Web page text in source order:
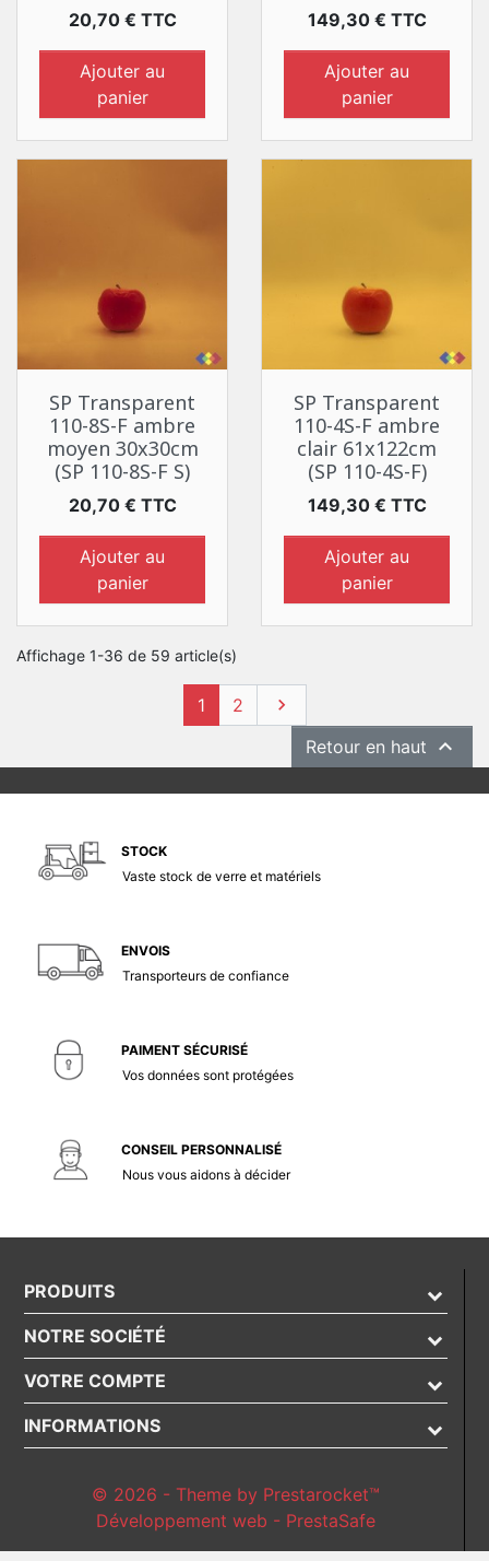
Prix
20,70 € TTC
Ajouter au
panier
Prix
149,30 € TTC
Ajouter au
panier
SP Transparent
110-8S-F ambre
moyen 30x30cm
(SP 110-8S-F S)
Prix
20,70 € TTC
Ajouter au
panier
SP Transparent
110-4S-F ambre
clair 61x122cm
(SP 110-4S-F)
Prix
149,30 € TTC
Ajouter au
panier
Affichage 1-36 de 59 article(s)
1 2 Suivant

Retour en haut 
STOCK
Vaste stock de verre et matériels
ENVOIS
Transporteurs de confiance
PAIMENT SÉCURISÉ
Vos données sont protégées
CONSEIL PERSONNALISÉ
Nous vous aidons à décider
PRODUITS
NOTRE SOCIÉTÉ
VOTRE COMPTE
INFORMATIONS
© 2026 - Theme by Prestarocket™
Développement web - PrestaSafe